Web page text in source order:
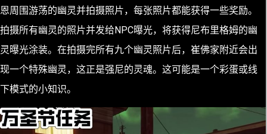
恩周围游荡的幽灵并拍摄照片，每张照片都能获得一些奖励。
拍摄所有幽灵的照片并发给NPC曝光，将获得尼布里格姆的幽
灵曝光涂装。在拍摄完所有九个幽灵照片后，崔佛家附近会出
现一个特殊幽灵，这正是强尼的灵魂。这可能是一个彩蛋或线
下模式的小知识。